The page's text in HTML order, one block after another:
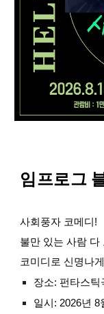
임프로그
사회풍자 코메디!
불만 있는 사람 다
코미디로 신명나
장소: 펀타스틱
일시: 2026년 8